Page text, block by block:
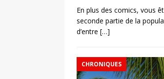
En plus des comics, vous
seconde partie de la
d’entre […]
CHRONIQUES